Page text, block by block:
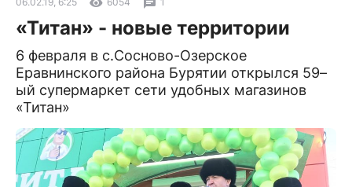
«Титан» - новые территории
6 февраля в с.Сосново-Озерское
Еравнинского района Бурятии открылся 59–
ый супермаркет сети удобных магазинов
«Титан»